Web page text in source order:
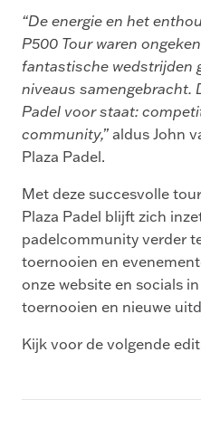
“De energie en het
P500 Tour waren
fantastische wedstrijden
niveaus samengebracht.
Padel voor staat:
community,” aldus John
Plaza Padel.
Met deze succesvolle
Plaza Padel blijft zich
padelcommunity verder
toernooien en
onze website en socials
toernooien en nieuwe
Kijk voor de volgende